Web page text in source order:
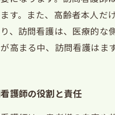
ます。また、高齢者本人だ
、訪問看護は、医療的な
高まる中、訪問看護はま
護師の役割と責任